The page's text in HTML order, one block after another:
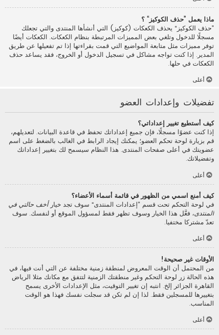
ماذا يعمل ”حذف الكوكيز“ ؟
”حذف الكوكيز“ يحذف الكعكات (كوكيز) التي أنشأها المنتدى والتي تجعلك
مسجلًا للدخول وتلغي بعض المميزات المرتبطة بنظام الكعكات. الكعكات أيضًا
توفر مميزات مثل متابعة المواضيع التي قمت بقراءتها إذا تم تفعيلها عن طريق
المدير. إذا كنت تواجه مشاكل في تسجيل الدخول أو الخروج، فقد يساعد حذف
الكعكات في حلها.
أعلى
تفضيلات وإعدادات العضو
كيف أستطيع تغيير إعداداتي؟
إذا كنت عضوًا مسجلًا، فإن جميع إعداداتك تحفظ في قاعدة البيانات. لتعديلهم،
قم بزيارة لوحة تحكم العضو؛ يمكنك إيجاد الرابط في الغالب بالضغط على اسم
عضويتك في أعلى صفحات المنتدى. هذا النظام سيسمح لك بتغيير إعداداتك
وتفضيلاتك.
أعلى
كيف أمنع اسمي من الظهور في قائمة أسماء الأعضاء؟
في لوحة التحكم تحت قسم ”إعدادات المنتدى“ سوف تجد خيارأخف حالتي في
المنتدى، فعَّل هذا الخيار وسوف تظهر فقط لمسؤول الموقع أو لنفسك. سوف
تعدّ مشتركا مختفيا.
أعلى
الأوقات غير صحيحة!
من المحتمل أن الوقت المعروض لمنطقة زمنية مختلفة عن التي أنت فيها، في
هذه الحالة زر لوحة التحكم وغير منطقتك الزمنية لتتفق مع مكانك مثلا الرياض
القاهرة الجزائر إلخ. انتبه إن تغيير التوقيت، مثل الإعدادات الأخرى يسمح
بتغييرها للمسجلين فقط. لذا إن لم تكن قد سجلت نفسك فهذا هو الوقت
المناسب.
أعلى